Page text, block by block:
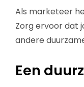
Als marketeer
Zorg ervoor dat
andere
Een